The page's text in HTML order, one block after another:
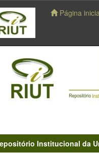
Página
Institucional da